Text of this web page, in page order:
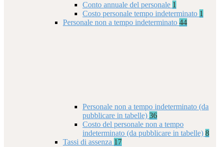
Conto annuale del personale 1
Costo personale tempo indeterminato 1
Personale non a tempo indeterminato 44
Personale non a tempo indeterminato (da
pubblicare in tabelle) 36
Costo del personale non a tempo
indeterminato (da pubblicare in tabelle) 8
Tassi di assenza 17